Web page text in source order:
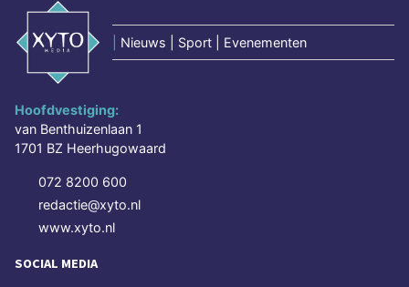
Nieuws | Sport | Evenementen
Hoofdvestiging:
van Benthuizenlaan 1
1701 BZ Heerhugowaard
072 8200 600
redactie@xyto.nl
www.xyto.nl
SOCIAL MEDIA